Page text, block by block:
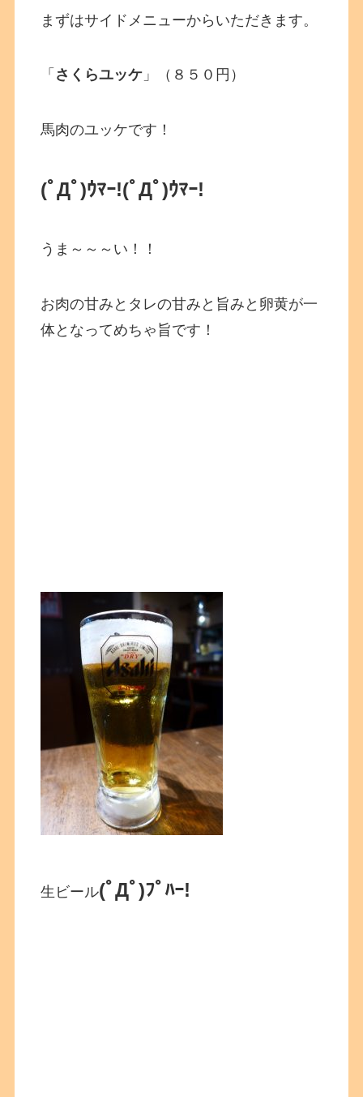
まずはサイドメニューからいただきます。
「 さくらユッケ 」（８５０円）
馬肉のユッケです！
(ﾟДﾟ)ｳﾏｰ!(ﾟДﾟ)ｳﾏｰ!
うま～～～い！！
お肉の甘みとタレの甘みと旨みと卵黄が一
体となってめちゃ旨です！
生ビール(ﾟДﾟ)ﾌﾟﾊｰ!